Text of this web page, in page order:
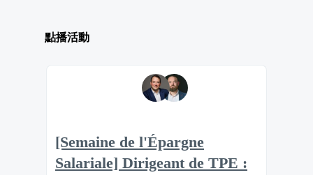
點播活動
[Semaine de l'Épargne
Salariale] Dirigeant de TPE :